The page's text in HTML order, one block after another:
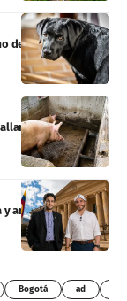
delito: hasta 55
descargas de
y anuncia oposición
Bogotá ad